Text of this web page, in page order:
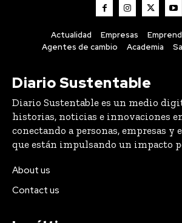
Actualidad Empresas
Agentes de cambio
Academia
Diario Sustentable
Diario Sustentable es un medio
historias, noticias e innovaciones
conectando a personas, empresas y
que están impulsando un impacto
About us
Contact us